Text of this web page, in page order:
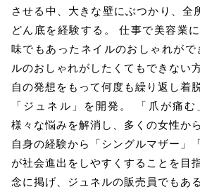
させる中、大きな壁にぶつかり、全
どん底を経験する。 仕事で美容業
味でもあったネイルのおしゃれがで
ルのおしゃれがしたくてもできない
自の発想をもって何度も繰り返し着
「ジュネル」を開発。 「爪が痛む
様々な悩みを解消し、多くの女性か
自身の経験から「シングルマザー」
が社会進出をしやすくすることを目
念に掲げ、ジュネルの販売員でもあ